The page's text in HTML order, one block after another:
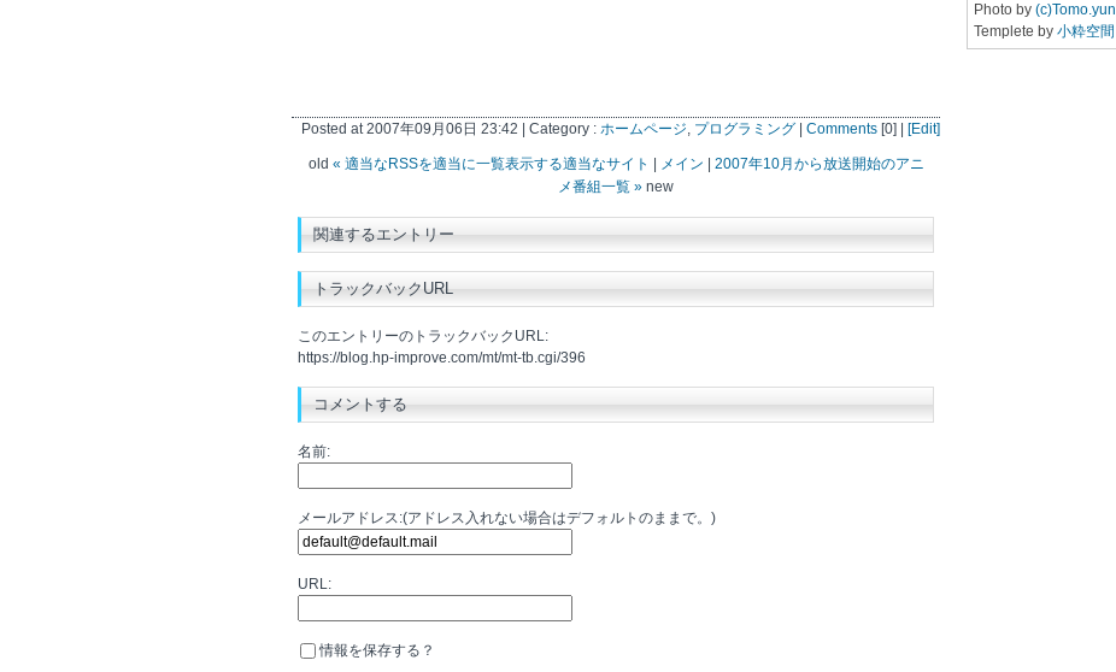
Posted at 2007年09月06日 23:42 | Category : ホームページ, プログラミング Comments [0] | [Edit]
old « 適当なRSSを適当に一覧表示する適当なサイト メイン
2007年10月から放送開始のアニ
メ番組一覧 » new
関連するエントリー
トラックバックURL
このエントリーのトラックバックURL:
https://blog.hp-improve.com/mt/mt-tb.cgi/396
コメントする
名前:
メールアドレス:(アドレス入れない場合はデフォルトのままで。)
URL:
情報を保存する？
Photo by (c)Tomo.yun
Templete by 小粋空間